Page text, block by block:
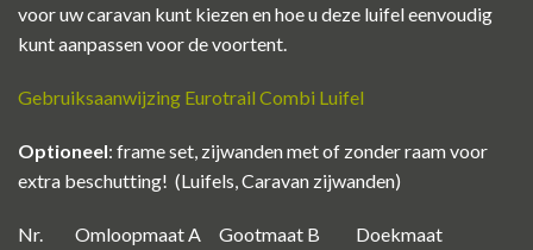
voor uw caravan kunt kiezen en hoe u deze luifel eenvoudig
kunt aanpassen voor de voortent.
Gebruiksaanwijzing Eurotrail Combi Luifel
Optioneel: frame set, zijwanden met of zonder raam voor
extra beschutting! (Luifels, Caravan zijwanden)
Nr. Omloopmaat A Gootmaat B Doekmaat